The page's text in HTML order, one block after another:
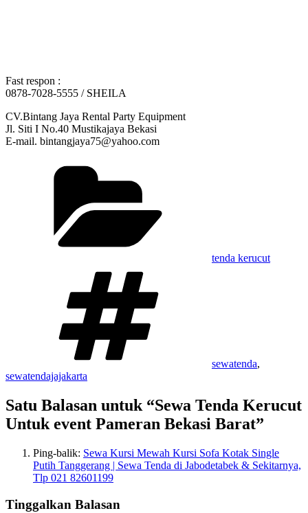
Fast respon :
0878-7028-5555 / SHEILA
CV.Bintang Jaya Rental Party Equipment
Jl. Siti I No.40 Mustikajaya Bekasi
E-mail. bintangjaya75@yahoo.com
tenda kerucut
sewatenda,
sewatendajajakarta
Satu Balasan untuk “Sewa Tenda Kerucut
Untuk event Pameran Bekasi Barat”
Ping-balik: Sewa Kursi Mewah Kursi Sofa Kotak Single
Putih Tanggerang | Sewa Tenda di Jabodetabek & Sekitarnya,
Tlp 021 82601199
Tinggalkan Balasan